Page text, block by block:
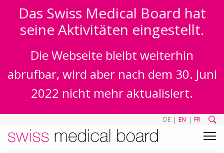
Das Swiss Medical Board hat
seine Aktivitäten eingestellt.
Die Webseite bleibt weiterhin
abrufbar, wird aber nach dem 30. Juni
2022 nicht mehr aktualisiert.
DE | EN | FR